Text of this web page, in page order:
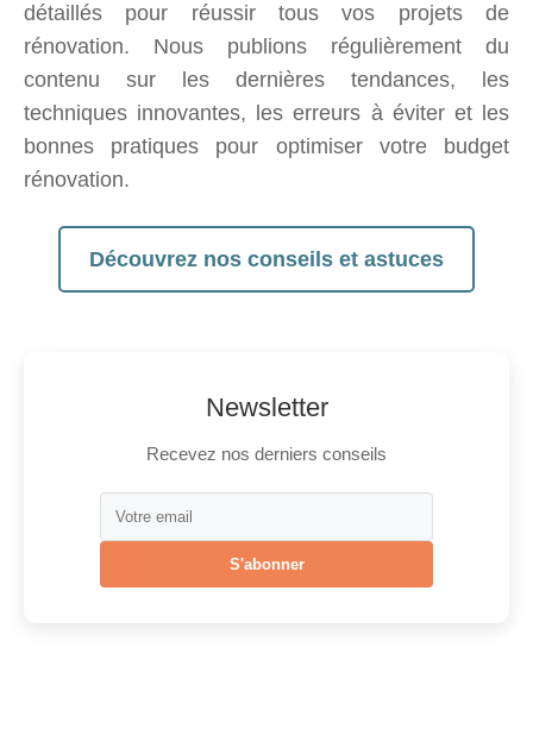
Newsletter
Recevez nos derniers conseils
S'abonner
détaillés pour réussir tous vos projets de
rénovation. Nous publions régulièrement du
contenu sur les dernières tendances, les
techniques innovantes, les erreurs à éviter et les
bonnes pratiques pour optimiser votre budget
rénovation.
Découvrez nos conseils et astuces